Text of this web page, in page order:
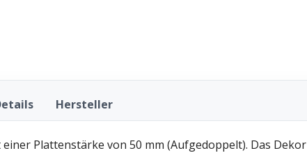
Hersteller
einer Plattenstärke von 50 mm (Aufgedoppelt). Das Dekor